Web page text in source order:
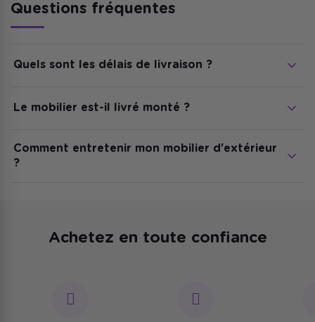
Questions fréquentes
Quels sont les délais de livraison ?
jours ouvrés. Le transporteur vous contacte pour
Le mobilier est-il livré monté ?
montage simple. Une notice est fournie dans le colis.
Comment entretenir mon mobilier d'extérieur
?
de vie.Achetez en toute confiance